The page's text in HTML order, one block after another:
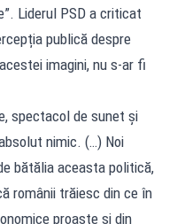
Liderul PSD a criticat
publică despre
imagini, nu s-ar fi
spectacol de sunet și
nimic. (…) Noi
bătălia aceasta politică,
românii trăiesc din ce în
proaste și din